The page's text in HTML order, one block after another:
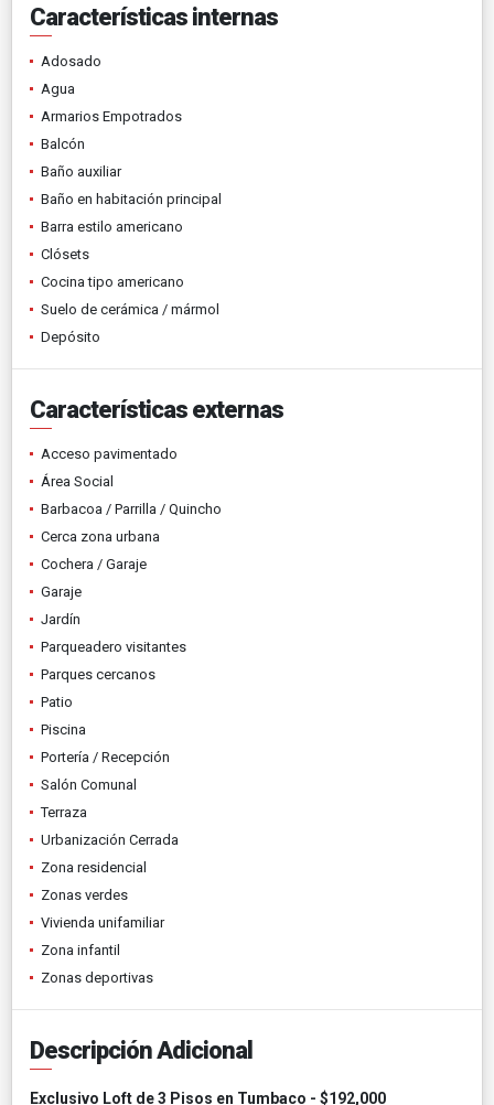
Características internas
Adosado
Agua
Armarios Empotrados
Balcón
Baño auxiliar
Baño en habitación principal
Barra estilo americano
Clósets
Cocina tipo americano
Suelo de cerámica / mármol
Depósito
Características externas
Acceso pavimentado
Área Social
Barbacoa / Parrilla / Quincho
Cerca zona urbana
Cochera / Garaje
Garaje
Jardín
Parqueadero visitantes
Parques cercanos
Patio
Piscina
Portería / Recepción
Salón Comunal
Terraza
Urbanización Cerrada
Zona residencial
Zonas verdes
Vivienda unifamiliar
Zona infantil
Zonas deportivas
Descripción Adicional
Exclusivo Loft de 3 Pisos en Tumbaco - $192,000